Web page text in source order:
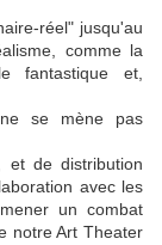
jusqu'au
comme la
fantastique et,
se mène pas
et de distribution
avec les
un combat
notre Art Theater